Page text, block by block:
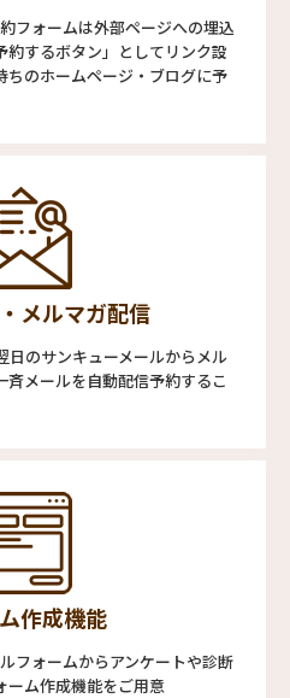
フォームは外部ページへの埋込
約するボタン」としてリンク設
ちのホームページ・ブログに予
メルマガ配信
日のサンキューメールからメル
斉メールを自動配信予約するこ
作成機能
フォームからアンケートや診断
ーム作成機能をご用意